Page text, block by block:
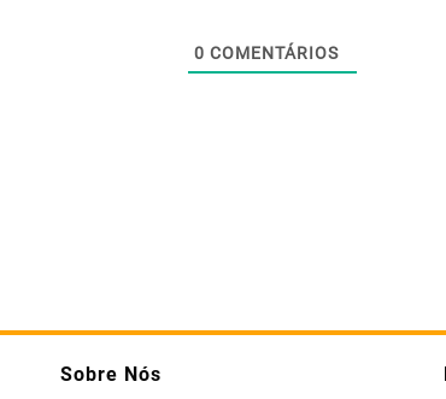
0 COMENTÁRIOS
Sobre Nós